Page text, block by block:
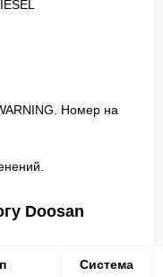
Номер на
Doosan
Система